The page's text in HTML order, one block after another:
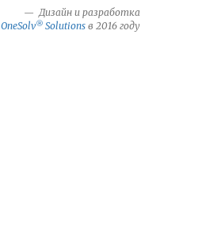
Дизайн и разработка
OneSolv® Solutions в 2016 году